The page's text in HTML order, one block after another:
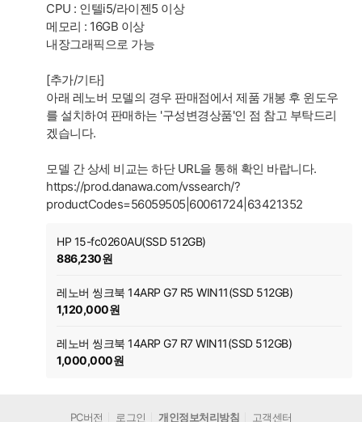
CPU : 인텔i5/라이젠5 이상
메모리 : 16GB 이상
내장그래픽으로 가능
[추가/기타]
아래 레노버 모델의 경우 판매점에서 제품 개봉 후 윈도우
를 설치하여 판매하는 '구성변경상품'인 점 참고 부탁드리
겠습니다.
모델 간 상세 비교는 하단 URL을 통해 확인 바랍니다.
https://prod.danawa.com/vssearch/?
productCodes=56059505|60061724|63421352
HP 15-fc0260AU(SSD 512GB)
886,230원
레노버 씽크북 14ARP G7 R5 WIN11(SSD 512GB)
1,120,000원
레노버 씽크북 14ARP G7 R7 WIN11(SSD 512GB)
1,000,000원
PC버전 로그인 개인정보처리방침 고객센터